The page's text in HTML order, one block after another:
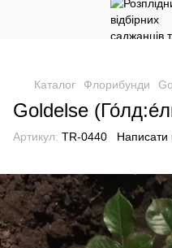
Каталог Флорибунди
Goldelse
Артикул: TR-0440 Написати